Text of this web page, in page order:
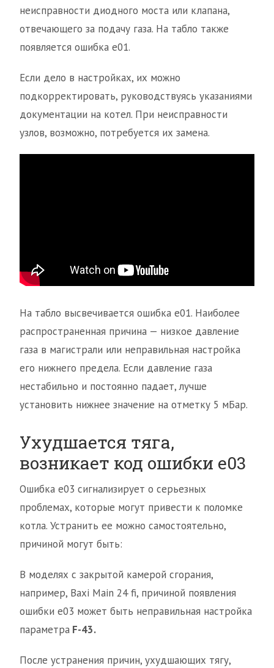
неисправности диодного моста или клапана,
отвечающего за подачу газа. На табло также
появляется ошибка е01.
Если дело в настройках, их можно
подкорректировать, руководствуясь указаниями
документации на котел. При неисправности
узлов, возможно, потребуется их замена.
На табло высвечивается ошибка е01. Наиболее
распространенная причина — низкое давление
газа в магистрали или неправильная настройка
его нижнего предела. Если давление газа
нестабильно и постоянно падает, лучше
установить нижнее значение на отметку 5 мБар.
Ухудшается тяга,
возникает код ошибки е03
Ошибка е03 сигнализирует о серьезных
проблемах, которые могут привести к поломке
котла. Устранить ее можно самостоятельно,
причиной могут быть:
В моделях с закрытой камерой сгорания,
например, Baxi Main 24 fi, причиной появления
ошибки е03 может быть неправильная настройка
параметра F-43.
После устранения причин, ухудшающих тягу,